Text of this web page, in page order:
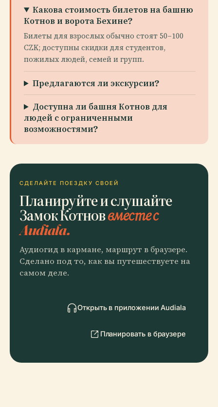
Какова стоимость билетов на башню
Котнов и ворота Бехине?
Билеты для взрослых обычно стоят 50–100
CZK; доступны скидки для студентов,
пожилых людей, семей и групп.
Предлагаются ли экскурсии?
Доступна ли башня Котнов для
людей с ограниченными
возможностями?
СДЕЛАЙТЕ ПОЕЗДКУ СВОЕЙ
Планируйте и слушайте
Замок Котноввместе с
Audiala.
Аудиогид в кармане, маршрут в браузере.
Сделано под то, как вы путешествуете на
самом деле.
Открыть в приложении Audiala
Планировать в браузере